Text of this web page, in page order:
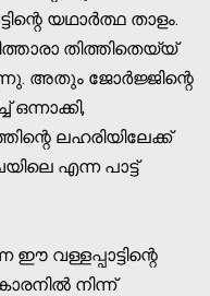
യഥാര്‍ത്ഥ താളം.
തിത്തിതെയ്യ്
അതും ജോര്‍ജ്ജിന്റെ
ലഹരിയിലേക്ക്
എന്ന പാട്ട്
വള്ളപ്പാട്ടിന്റെ
നിന്ന്